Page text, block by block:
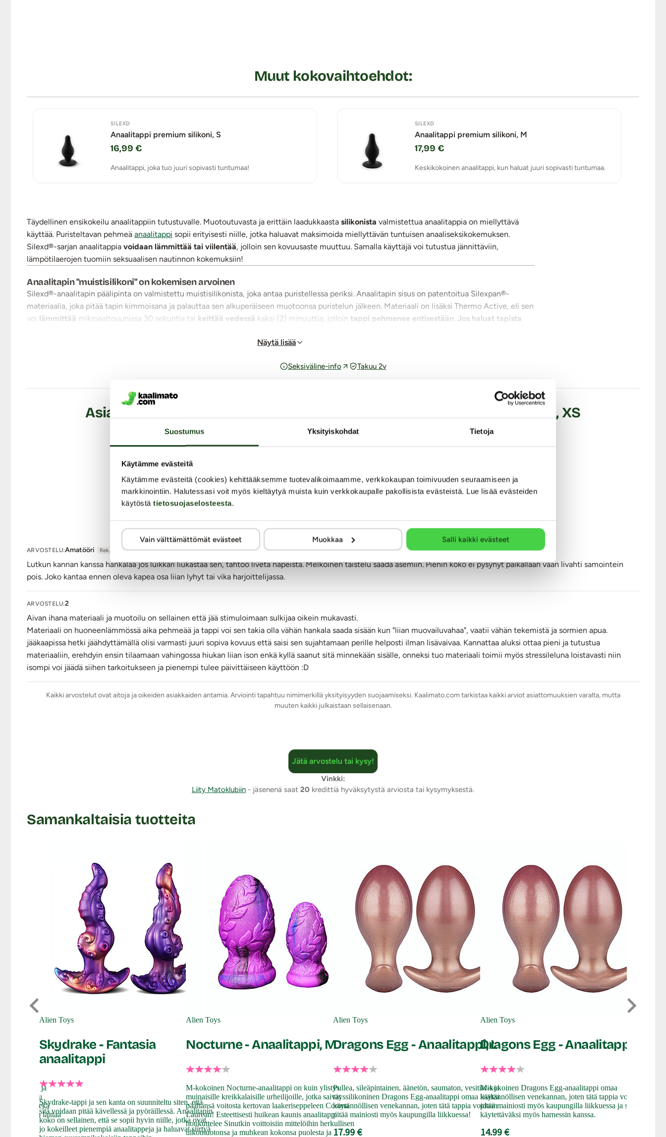
Suostumus Yksityiskohdat Tietoja
Käytämme evästeitä
Käytämme evästeitä (cookies) kehittääksemme tuotevalikoimaamme, verkkokaupan toimivuuden seuraamiseen ja
markkinointiin. Halutessasi voit myös kieltäytyä muista kuin verkkokaupalle pakollisista evästeistä. Lue lisää evästeiden
käytöstä tietosuojaselosteesta.
Vain välttämättömät evästeet Muokkaa Salli kaikki evästeet
Muut kokovaihtoehdot:
SILEXD
Anaalitappi premium silikoni, S
16,99 €
Anaalitappi, joka tuo juuri sopivasti tuntumaa!
SILEXD
Anaalitappi premium silikoni, M
17,99 €
Keskikokoinen anaalitappi, kun haluat juuri sopivasti tuntumaa.
Täydellinen ensikokeilu anaalitappiin tutustuvalle. Muotoutuvasta ja erittäin laadukkaasta silikonista valmistettua anaalitappia on miellyttävä
käyttää. Puristeltavan pehmeä anaalitappi sopii erityisesti niille, jotka haluavat maksimoida miellyttävän tuntuisen anaaliseksikokemuksen.
Silexd®-sarjan anaalitappia voidaan lämmittää tai viilentää, jolloin sen kovuusaste muuttuu. Samalla käyttäjä voi tutustua jännittäviin,
lämpötilaerojen tuomiin seksuaalisen nautinnon kokemuksiin!
Anaalitapin "muistisilikoni" on kokemisen arvoinen
Silexd®-anaalitapin päälipinta on valmistettu muistisilikonista, joka antaa puristellessa periksi. Anaalitapin sisus on patentoitua Silexpan®-
materiaalia, joka pitää tapin kimmoisana ja palauttaa sen alkuperäiseen muotoonsa puristelun jälkeen. Materiaali on lisäksi Thermo Active, eli sen
voi lämmittää mikroaaltouunissa 30 sekuntia tai keittää vedessä kaksi (2) minuuttia, jolloin tappi pehmenee entisestään. Jos haluat tapista
Sileä, hajuton, ftalaatiton, allergiaystävällinen sekä lateksiton Silexd®-anaalitappi täyttää vaativammankin käyttäjän kriteerit.
, jonka avulla se kiinnittyy sileisiin pintoihin.
nukkaamattomalla liinalla tai anna kuivua itsestään.
Halkaisija: 1 cm - 2,9 cm
Lähetyspaketin koko: 20 x 11 x 9 cm
Näytä lisää
Seksiväline-info Takuu 2v
Asiakkaiden arvostelut tuotteelle Silexd - Anaalitappi premium silikoni, XS
3.0
ARVOSTELU:Amatööri Rek. asiakas
Lutkun kannan kanssa hankalaa jos luikkari liukastaa sen, tahtoo livetä näpeistä. Melkoinen taistelu saada asemiin. Pienin koko ei pysynyt paikallaan vaan livahti samointein
pois. Joko kantaa ennen oleva kapea osa liian lyhyt tai vika harjoittelijassa.
ARVOSTELU:2
Aivan ihana materiaali ja muotoilu on sellainen että jää stimuloimaan sulkijaa oikein mukavasti.
Materiaali on huoneenlämmössä aika pehmeää ja tappi voi sen takia olla vähän hankala saada sisään kun "liian muovailuvahaa", vaatii vähän tekemistä ja sormien apua.
jääkaapissa hetki jäähdyttämällä olisi varmasti juuri sopiva kovuus että saisi sen sujahtamaan perille helposti ilman lisävaivaa. Kannattaa aluksi ottaa pieni ja tutustua
materiaaliin, erehdyin ensin tilaamaan vahingossa hiukan liian ison enkä kyllä saanut sitä minnekään sisälle, onneksi tuo materiaali toimii myös stressileluna loistavasti niin
isompi voi jäädä siihen tarkoitukseen ja pienempi tulee päivittäiseen käyttöön :D
Kaikki arvostelut ovat aitoja ja oikeiden asiakkaiden antamia. Arviointi tapahtuu nimimerkillä yksityisyyden suojaamiseksi. Kaalimato.com tarkistaa kaikki arviot asiattomuuksien varalta, mutta
muuten kaikki julkaistaan sellaisenaan.
Jätä arvostelu tai kysy!
Vinkki:
Liity Matoklubiin - jäsenenä saat 20 kredittiä hyväksytystä arviosta tai kysymyksestä.
Samankaltaisia tuotteita
ja
soveltuu
Tämä sekä
on helppo laittaa
Alien Toys
Skydrake - Fantasia
anaalitappi
Skydrake-tappi ja sen kanta on suunniteltu siten, että
sitä voidaan pitää kävellessä ja pyöräillessä. Anaalitapin
koko on sellainen, että se sopii hyvin niille, jotka ovat
jo kokeilleet pienempiä anaalitappeja ja haluavat siirtyä
Alien Toys
Nocturne - Anaalitappi, M
M-kokoinen Nocturne-anaalitappi on kuin ylistys
muinaisille kreikkalaisille urheilijoille, jotka saivat
päähänsä voitosta kertovan laakeriseppeleen Corona
Laurean! Esteettisesti huikean kaunis anaalitappi
houkuttelee Sinutkin voittoisiin mittelöihin herkullisen
ulkomuotonsa ja muhkean kokonsa puolesta ja
Alien Toys
Dragons Egg - Anaalitappi, L
Pullea, sileäpintainen, äänetön, saumaton, vesitiivis ja
täyssilikoninen Dragons Egg-anaalitappi omaa lisäksi
käytännöllisen venekannan, joten tätä tappia voidaan
pitää mainiosti myös kaupungilla liikkuessa!
17.99 €
Alien Toys
Dragons Egg - Anaalitappi, M
M-kokoinen Dragons Egg-anaalitappi omaa
käytännöllisen venekannan, joten tätä tappia voidaan
pitää mainiosti myös kaupungilla liikkuessa ja se sopii
käytettäväksi myös harnessin kanssa.
14.99 €